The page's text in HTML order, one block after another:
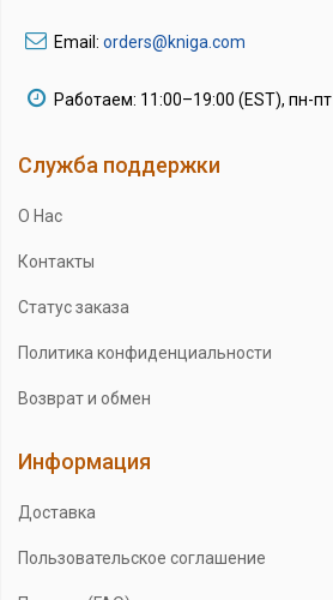
Email: orders@kniga.com
Работаем: 11:00–19:00 (EST), пн-пт
Служба поддержки
О Нас
Контакты
Статус заказа
Политика конфиденциальности
Возврат и обмен
Информация
Доставка
Пользовательское соглашение